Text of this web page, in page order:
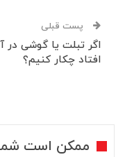
پست قبلی
اگر تبلت یا گوشی در
افتاد چکار کنیم؟
ممکن است